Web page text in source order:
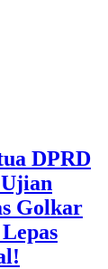
DPRD
Golkar